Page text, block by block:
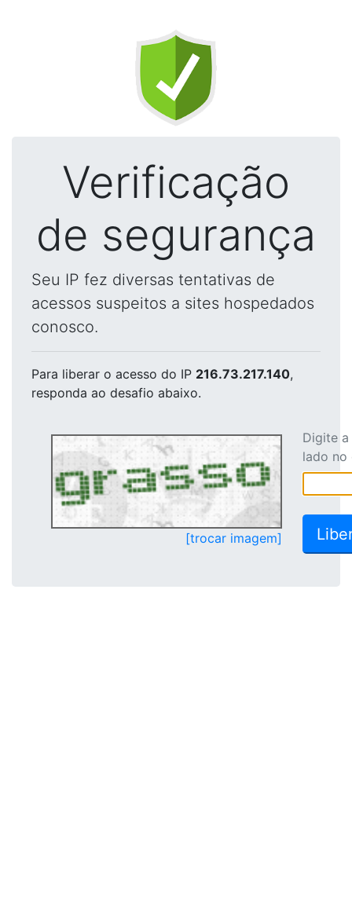
Verificação
de segurança
Seu IP fez diversas tentativas de
acessos suspeitos a sites hospedados
conosco.
Para liberar o acesso do IP 216.73.217.140,
responda ao desafio abaixo.
[trocar imagem]
Digite
lado no